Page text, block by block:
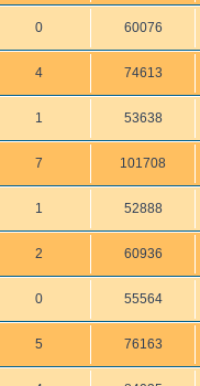
0 60076
4 74613
1 53638
7 101708
1 52888
2 60936
0 55564
5 76163